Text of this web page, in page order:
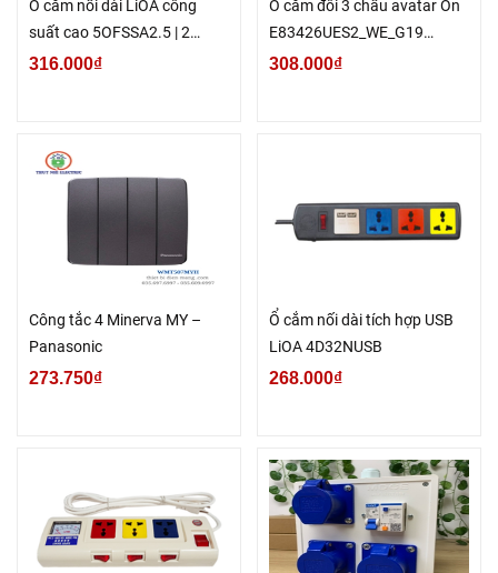
Ổ cắm nối dài LiOA công
suất cao 5OFSSA2.5 | 2
5OFSSV2.5 | 2 5OFSSA2.5-3 |
316.000₫
Ổ cắm đôi 3 chấu avatar On
E83426UES2_WE_G19
Shneider
308.000₫
Công tắc 4 Minerva MY –
Panasonic
273.750₫
Ổ cắm nối dài tích hợp USB
LiOA 4D32NUSB
268.000₫